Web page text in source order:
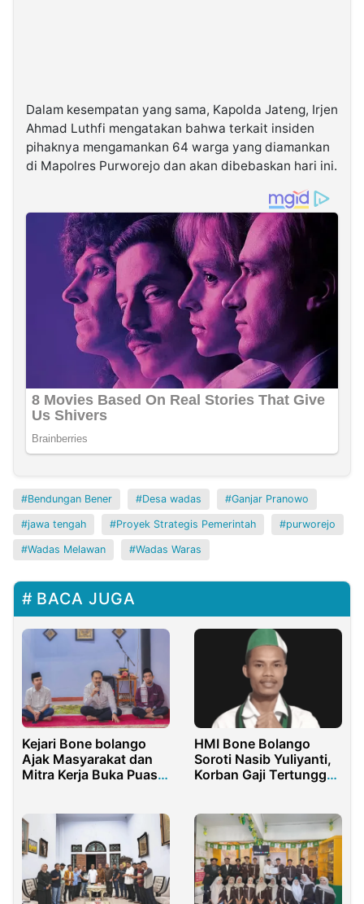
Dalam kesempatan yang sama, Kapolda Jateng, Irjen
Ahmad Luthfi mengatakan bahwa terkait insiden
pihaknya mengamankan 64 warga yang diamankan
di Mapolres Purworejo dan akan dibebaskan hari ini.
Bendungan Bener Desa wadas Ganjar Pranowo
jawa tengah Proyek Strategis Pemerintah purworejo
Wadas Melawan Wadas Waras
BACA JUGA
Kejari Bone bolango
Ajak Masyarakat dan
Mitra Kerja Buka Puasa
HMI Bone Bolango
Soroti Nasib Yuliyanti,
Korban Gaji Tertunggak